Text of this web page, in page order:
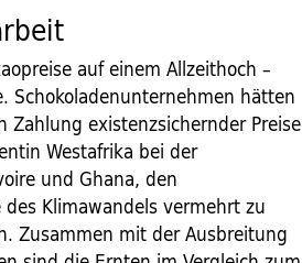
auf einem Allzeithoch –
Schokoladenunternehmen hätten
existenzsichernder Preise
Westafrika bei der
und Ghana, den
Klimawandels vermehrt zu
Zusammen mit der Ausbreitung